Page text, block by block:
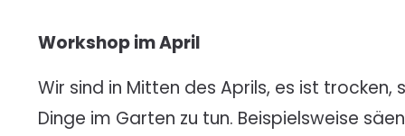
Workshop im April
Wir sind in Mitten des Aprils, es ist trocken,
Dinge im Garten zu tun. Beispielsweise